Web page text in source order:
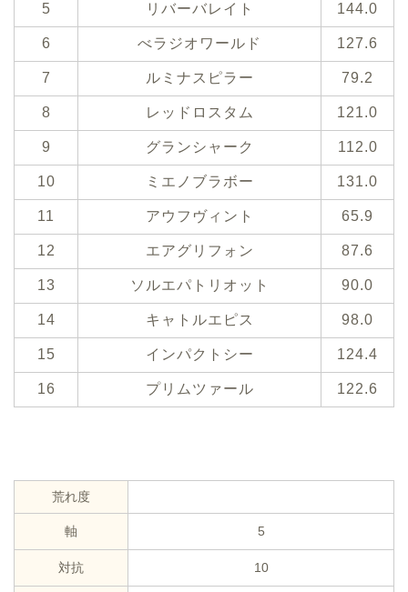
5 リバーバレイト 144.0
6 べラジオワールド 127.6
7 ルミナスピラー 79.2
8 レッドロスタム 121.0
9 グランシャーク 112.0
10 ミエノブラボー 131.0
11 アウフヴィント 65.9
12 エアグリフォン 87.6
13 ソルエパトリオット 90.0
14 キャトルエピス 98.0
15 インパクトシー 124.4
16 プリムツァール 122.6
荒れ度
軸 5
対抗 10